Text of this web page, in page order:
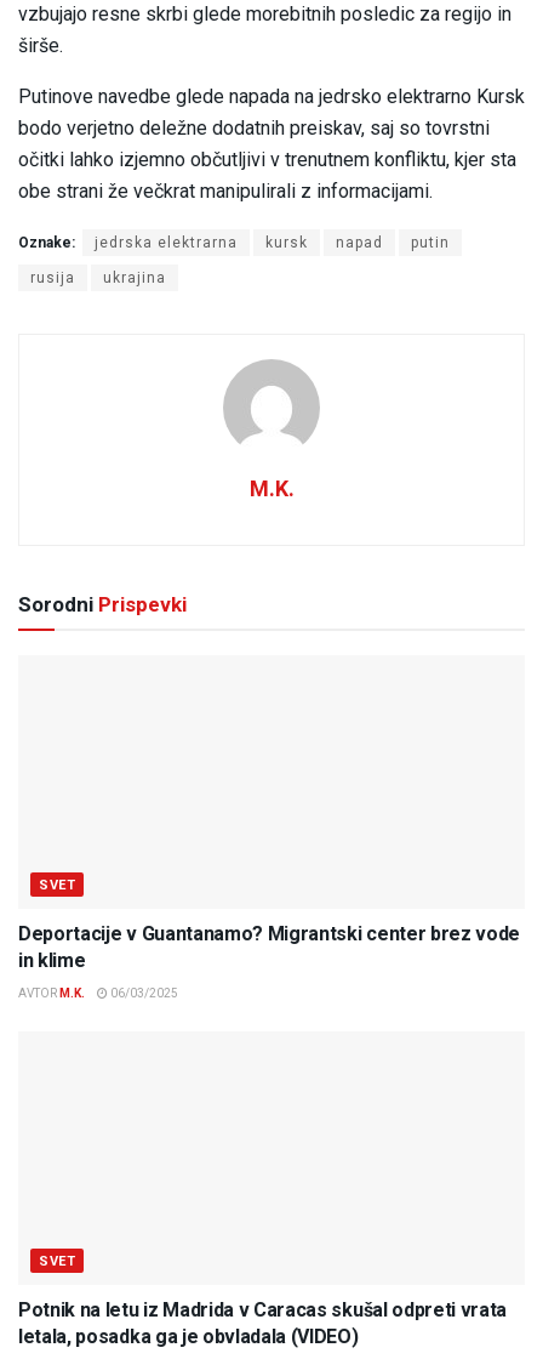
vzbujajo resne skrbi glede morebitnih posledic za regijo in
širše.
Putinove navedbe glede napada na jedrsko elektrarno Kursk
bodo verjetno deležne dodatnih preiskav, saj so tovrstni
očitki lahko izjemno občutljivi v trenutnem konfliktu, kjer sta
obe strani že večkrat manipulirali z informacijami.
Oznake: jedrska elektrarna kursk napad putin
rusija ukrajina
M.K.
Sorodni Prispevki
SVET
Deportacije v Guantanamo? Migrantski center brez vode
in klime
AVTOR M.K. 06/03/2025
SVET
Potnik na letu iz Madrida v Caracas skušal odpreti vrata
letala, posadka ga je obvladala (VIDEO)